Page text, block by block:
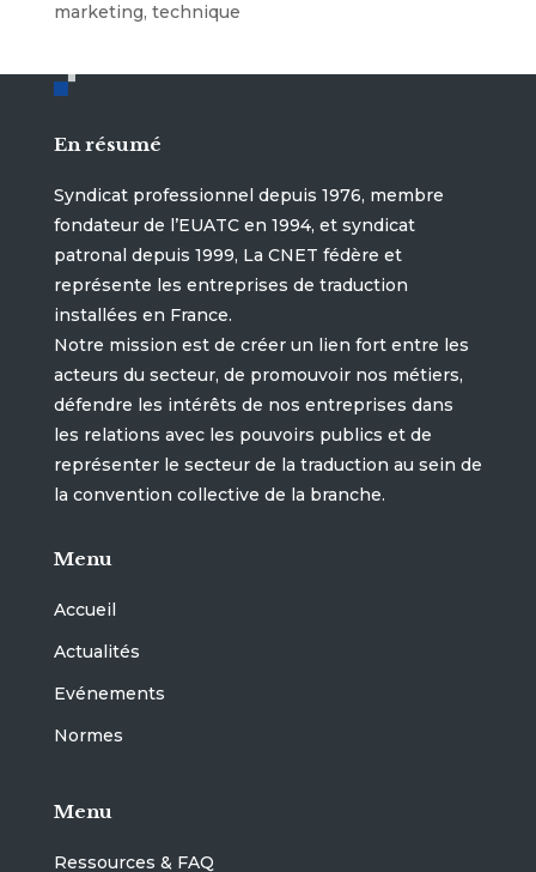
marketing, technique
En résumé
Syndicat professionnel depuis 1976, membre
fondateur de l’EUATC en 1994, et syndicat
patronal depuis 1999, La CNET fédère et
représente les entreprises de traduction
installées en France.
Notre mission est de créer un lien fort entre les
acteurs du secteur, de promouvoir nos métiers,
défendre les intérêts de nos entreprises dans
les relations avec les pouvoirs publics et de
représenter le secteur de la traduction au sein de
la convention collective de la branche.
Menu
Accueil
Actualités
Evénements
Normes
Menu
Ressources & FAQ